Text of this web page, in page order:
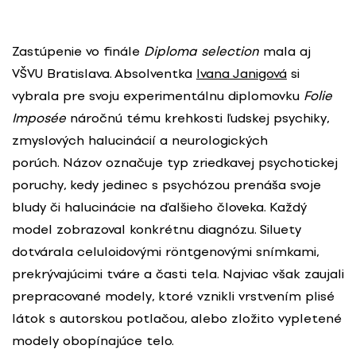
Zastúpenie vo finále Diploma selection mala aj
VŠVU Bratislava. Absolventka Ivana Janigová si
vybrala pre svoju experimentálnu diplomovku Folie
Imposée náročnú tému krehkosti ľudskej psychiky,
zmyslových halucinácií a neurologických
porúch. Názov označuje typ zriedkavej psychotickej
poruchy, kedy jedinec s psychózou prenáša svoje
bludy či halucinácie na ďalšieho človeka. Každý
model zobrazoval konkrétnu diagnózu. Siluety
dotvárala celuloidovými röntgenovými snímkami,
prekrývajúcimi tváre a časti tela. Najviac však zaujali
prepracované modely, ktoré vznikli vrstvením plisé
látok s autorskou potlačou, alebo zložito vypletené
modely obopínajúce telo.